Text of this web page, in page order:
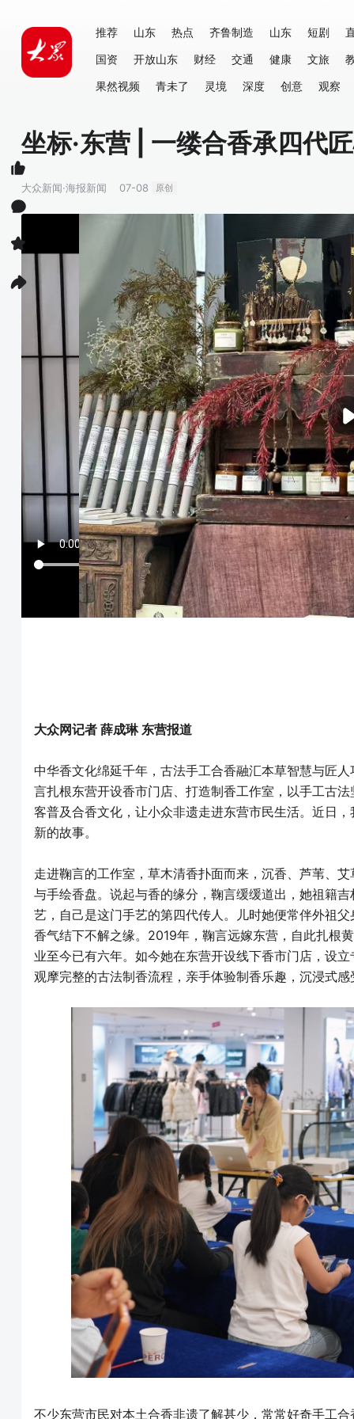
推荐 山东 热点 齐鲁制造 山东 短剧
国资
开放山东 财经 交通 健康 文旅
果然视频
青未了 灵境 深度 创意 观察
坐标·东营 | 一缕合香承四代
大众新闻·海报新闻 07-08 原创
大众网记者 薛成琳 东营报道
中华香文化绵延千年，古法手工合香融汇本草智慧与匠
言扎根东营开设香市门店、打造制香工作室，以手工古
客普及合香文化，让小众非遗走进东营市民生活。近日
新的故事。
走进鞠言的工作室，草木清香扑面而来，沉香、芦苇、
与手绘香盘。说起与香的缘分，鞠言缓缓道出，她祖籍
艺，自己是这门手艺的第四代传人。儿时她便常伴外祖
香气结下不解之缘。2019年，鞠言远嫁东营，自此扎根
业至今已有六年。如今她在东营开设线下香市门店，设
观摩完整的古法制香流程，亲手体验制香乐趣，沉浸式
不少东营市民对本土合香非遗了解甚少，常常好奇手工